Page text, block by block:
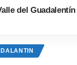
del Guadalentín